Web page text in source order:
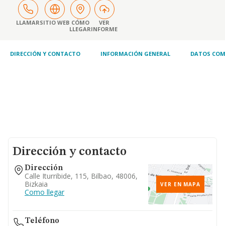
LLAMARSITIO WEB CÓMO
LLEGAR
VER
INFORME
DIRECCIÓN Y CONTACTO INFORMACIÓN GENERAL DATOS
Dirección y contacto
Dirección
Calle Iturribide, 115, Bilbao, 48006,
Bizkaia
Como llegar
VER EN MAPA
Teléfono